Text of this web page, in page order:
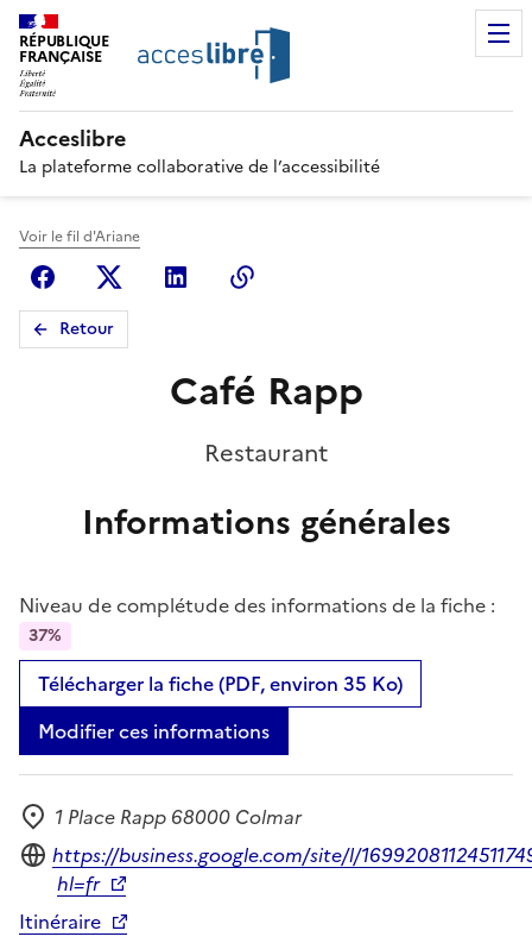
RÉPUBLIQUE
FRANÇAISE
Acceslibre
La plateforme collaborative de l’accessibilité
Voir le fil d'Ariane
FacebookX (anciennement Twitter)
Linkedin
Retour
Café Rapp
Restaurant
Informations générales
Niveau de complétude des informations de la fiche :
37%
Télécharger la fiche (PDF, environ 35 Ko)
Modifier ces informations
Adresse
1 Place Rapp 68000 Colmar
Site internet
https://business.google.com/site/l/
hl=fr
Itinéraire